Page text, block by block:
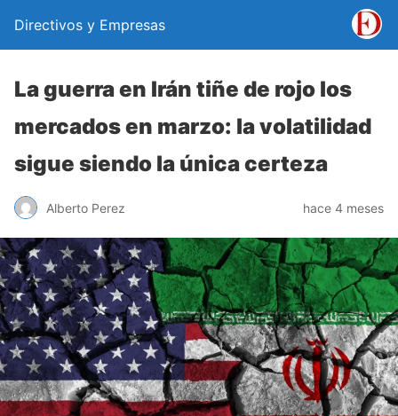
Directivos y Empresas
La guerra en Irán tiñe de rojo los
mercados en marzo: la volatilidad
sigue siendo la única certeza
Alberto Perez hace 4 meses